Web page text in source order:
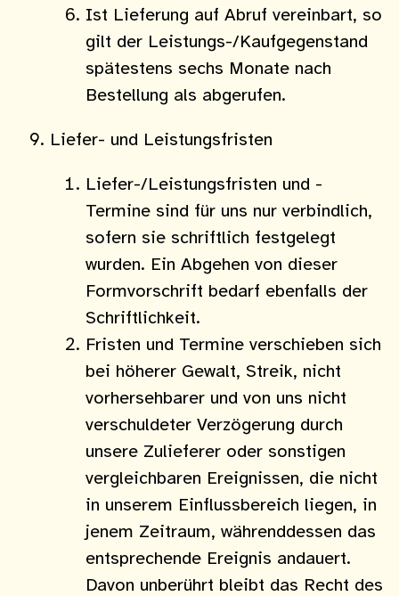
Ist Lieferung auf Abruf vereinbart, so
gilt der Leistungs-/Kaufgegenstand
spätestens sechs Monate nach
Bestellung als abgerufen.
Liefer- und Leistungsfristen
Liefer-/Leistungsfristen und -
Termine sind für uns nur verbindlich,
sofern sie schriftlich festgelegt
wurden. Ein Abgehen von dieser
Formvorschrift bedarf ebenfalls der
Schriftlichkeit.
Fristen und Termine verschieben sich
bei höherer Gewalt, Streik, nicht
vorhersehbarer und von uns nicht
verschuldeter Verzögerung durch
unsere Zulieferer oder sonstigen
vergleichbaren Ereignissen, die nicht
in unserem Einflussbereich liegen, in
jenem Zeitraum, währenddessen das
entsprechende Ereignis andauert.
Davon unberührt bleibt das Recht des